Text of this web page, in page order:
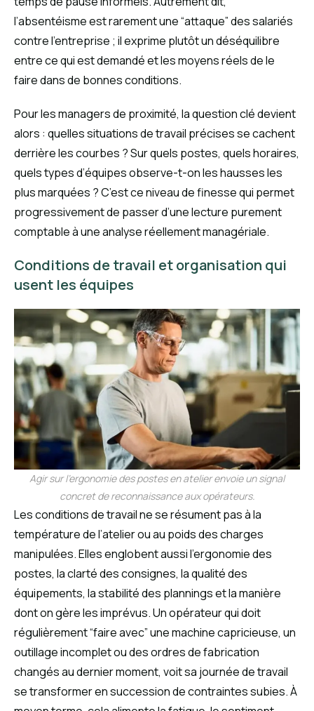
l’absentéisme est rarement une “attaque” des salariés
contre l’entreprise ; il exprime plutôt un déséquilibre
entre ce qui est demandé et les moyens réels de le
faire dans de bonnes conditions.
Pour les managers de proximité, la question clé devient
alors : quelles situations de travail précises se cachent
derrière les courbes ? Sur quels postes, quels horaires,
quels types d’équipes observe-t-on les hausses les
plus marquées ? C’est ce niveau de finesse qui permet
progressivement de passer d’une lecture purement
comptable à une analyse réellement managériale.
Conditions de travail et organisation qui
usent les équipes
Agir sur l’ergonomie des postes en atelier envoie un signal
concret de reconnaissance aux opérateurs.
Les conditions de travail ne se résument pas à la
température de l’atelier ou au poids des charges
manipulées. Elles englobent aussi l’ergonomie des
postes, la clarté des consignes, la qualité des
équipements, la stabilité des plannings et la manière
dont on gère les imprévus. Un opérateur qui doit
régulièrement “faire avec” une machine capricieuse, un
outillage incomplet ou des ordres de fabrication
changés au dernier moment, voit sa journée de travail
se transformer en succession de contraintes subies. À